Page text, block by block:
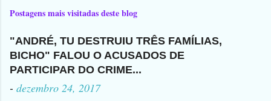
Postagens mais visitadas deste blog
"ANDRÉ, TU DESTRUIU TRÊS FAMÍLIAS,
BICHO" FALOU O ACUSADOS DE
PARTICIPAR DO CRIME...
- dezembro 24, 2017